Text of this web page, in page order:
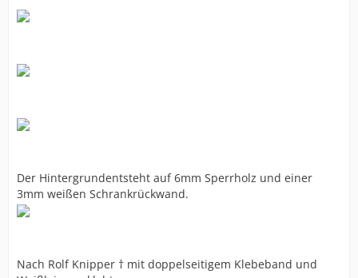
Der Hintergrundentsteht auf 6mm Sperrholz und einer
3mm weißen Schrankrückwand.
Nach Rolf Knipper † mit doppelseitigem Klebeband und